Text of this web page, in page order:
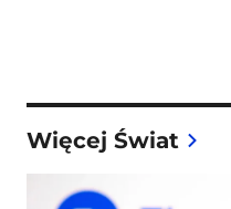
Więcej Świat